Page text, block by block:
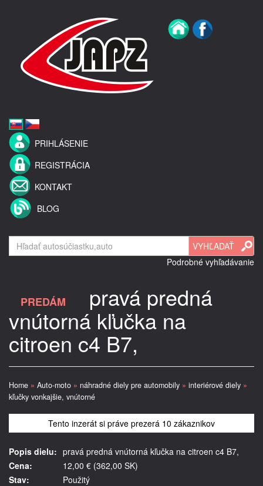
PRIHLÁSENIE
REGISTRÁCIA
KONTAKT
BLOG
Podrobné vyhľadávanie
PREDÁM pravá predná
vnútorná kľučka na
citroen c4 B7,
Home » Auto-moto » náhradné diely pre automobily » interiérové diely »
kľučky vonkajšie, vnútorné
Tento inzerát si práve prezerá 10 zákaznikov
Popis dielu: pravá predná vnútorná kľučka na citroen c4 B7,
Cena:
12,00 € (362,00 SK)
Stav:
Použitý